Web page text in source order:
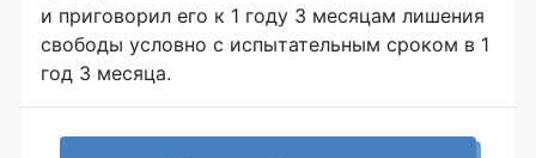
и приговорил его к 1 году 3 месяцам лишения
свободы условно с испытательным сроком в 1
год 3 месяца.